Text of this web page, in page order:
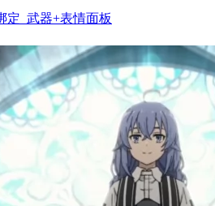
定_武器+表情面板